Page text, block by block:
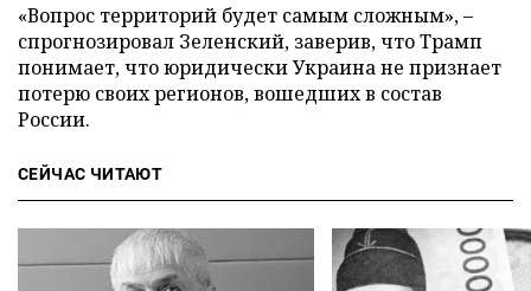
«Вопрос территорий будет самым сложным», –
спрогнозировал Зеленский, заверив, что Трамп
понимает, что юридически Украина не признает
потерю своих регионов, вошедших в состав
России.
СЕЙЧАС ЧИТАЮТ